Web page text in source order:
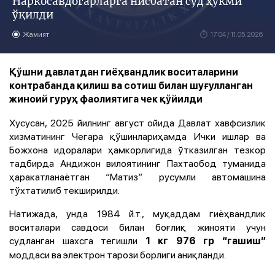
ўқилди
Жамият 17:04 / 11.05.2026
Қўшни давлатдан гиёҳвандлик воситаларини
контрабанда қилиш ва сотиш билан шуғулланган
жиноий гуруҳ фаолиятига чек қўйилди
Хусусан, 2025 йилнинг август ойида Давлат хавфсизлик
хизматининг Чегара қўшинлариҳамда Ички ишлар ва
Божхона идоралари ҳамкорлигида ўтказилган тезкор
тадбирда Андижон вилоятининг Пахтаобод туманида
ҳаракатланаётган “Матиз” русумли автомашина
тўхтатилиб текширилди.
Натижада, унда 1984 й.т., муқаддам гиёҳвандлик
воситалари савдоси билан боғлиқ жинояти учун
судланган шахсга тегишли
1 кг 976 гр “гашиш”
моддаси ва электрон тарози борлиги аниқланди.